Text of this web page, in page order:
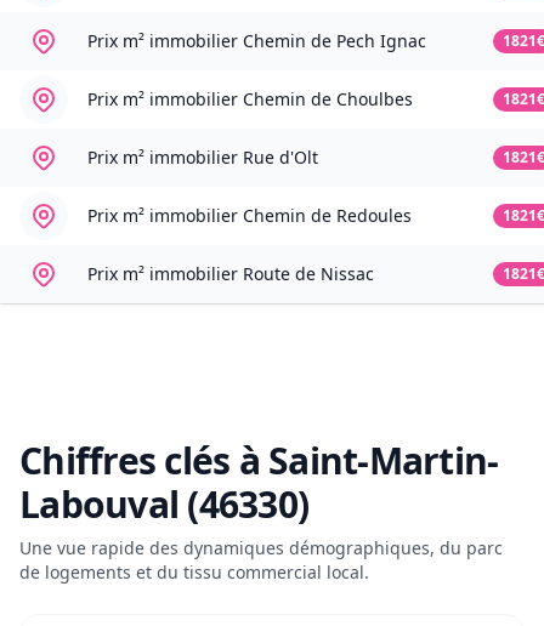
Prix m² immobilier Chemin de Pech Ignac 1821€
Prix m² immobilier Chemin de Choulbes 1821€
Prix m² immobilier Rue d'Olt 1821€
Prix m² immobilier Chemin de Redoules 1821€
Prix m² immobilier Route de Nissac 1821€
Chiffres clés à Saint-Martin-
Labouval (46330)
Une vue rapide des dynamiques démographiques, du parc
de logements et du tissu commercial local.